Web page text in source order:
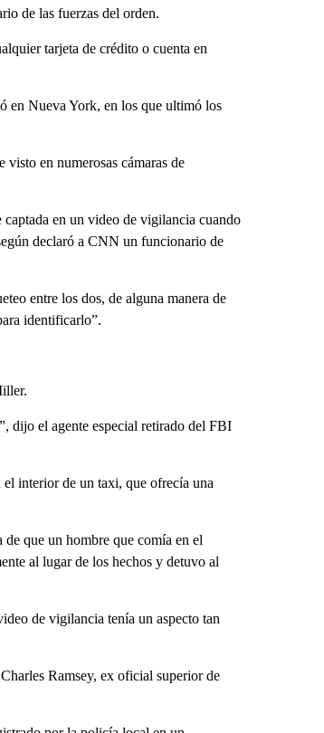
de las fuerzas del orden.
tarjeta de crédito o cuenta en
en Nueva York, en los que ultimó los
visto en numerosas cámaras de
captada en un video de vigilancia cuando
declaró a CNN un funcionario de
entre los dos, de alguna manera de
identificarlo”.
dijo el agente especial retirado del FBI
interior de un taxi, que ofrecía una
que un hombre que comía en el
al lugar de los hechos y detuvo al
de vigilancia tenía un aspecto tan
Ramsey, ex oficial superior de